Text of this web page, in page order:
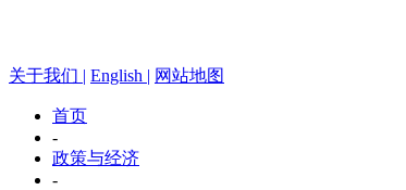
关于我们 | English | 网站地图
首页
-
政策与经济
-